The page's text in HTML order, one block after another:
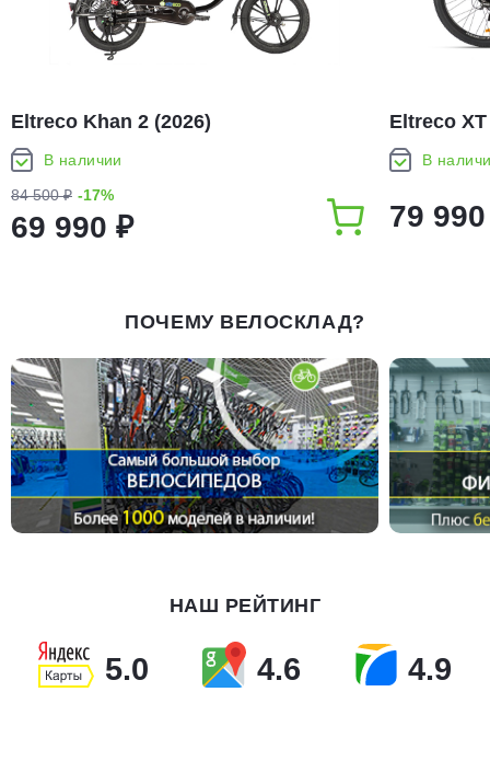
Eltreco Khan 2 (2026)
В наличии
84 500 ₽ -17%
69 990 ₽
Eltreco
В
79
ПОЧЕМУ ВЕЛОСКЛАД?
НАШ РЕЙТИНГ
5.0 4.6 4.9